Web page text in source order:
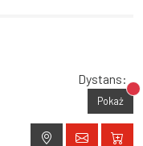
Dystans:
Pokaż